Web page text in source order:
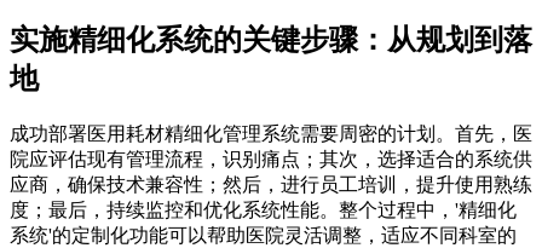
实施精细化系统的关键步骤：从规划到落
地
成功部署医用耗材精细化管理系统需要周密的计划。首先，医
院应评估现有管理流程，识别痛点；其次，选择适合的系统供
应商，确保技术兼容性；然后，进行员工培训，提升使用熟练
度；最后，持续监控和优化系统性能。整个过程中，'精细化
系统'的定制化功能可以帮助医院灵活调整，适应不同科室的